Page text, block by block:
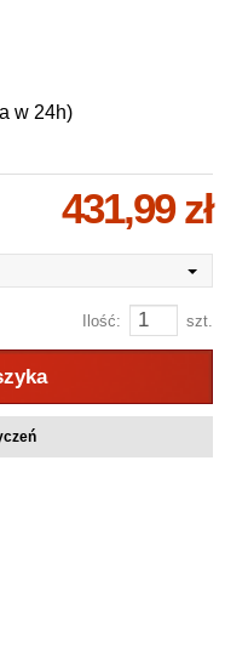
w 24h)
431,99 zł
Ilość: szt.